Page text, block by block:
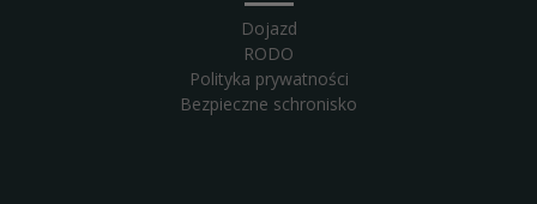
Dojazd
RODO
Polityka prywatności
Bezpieczne schronisko